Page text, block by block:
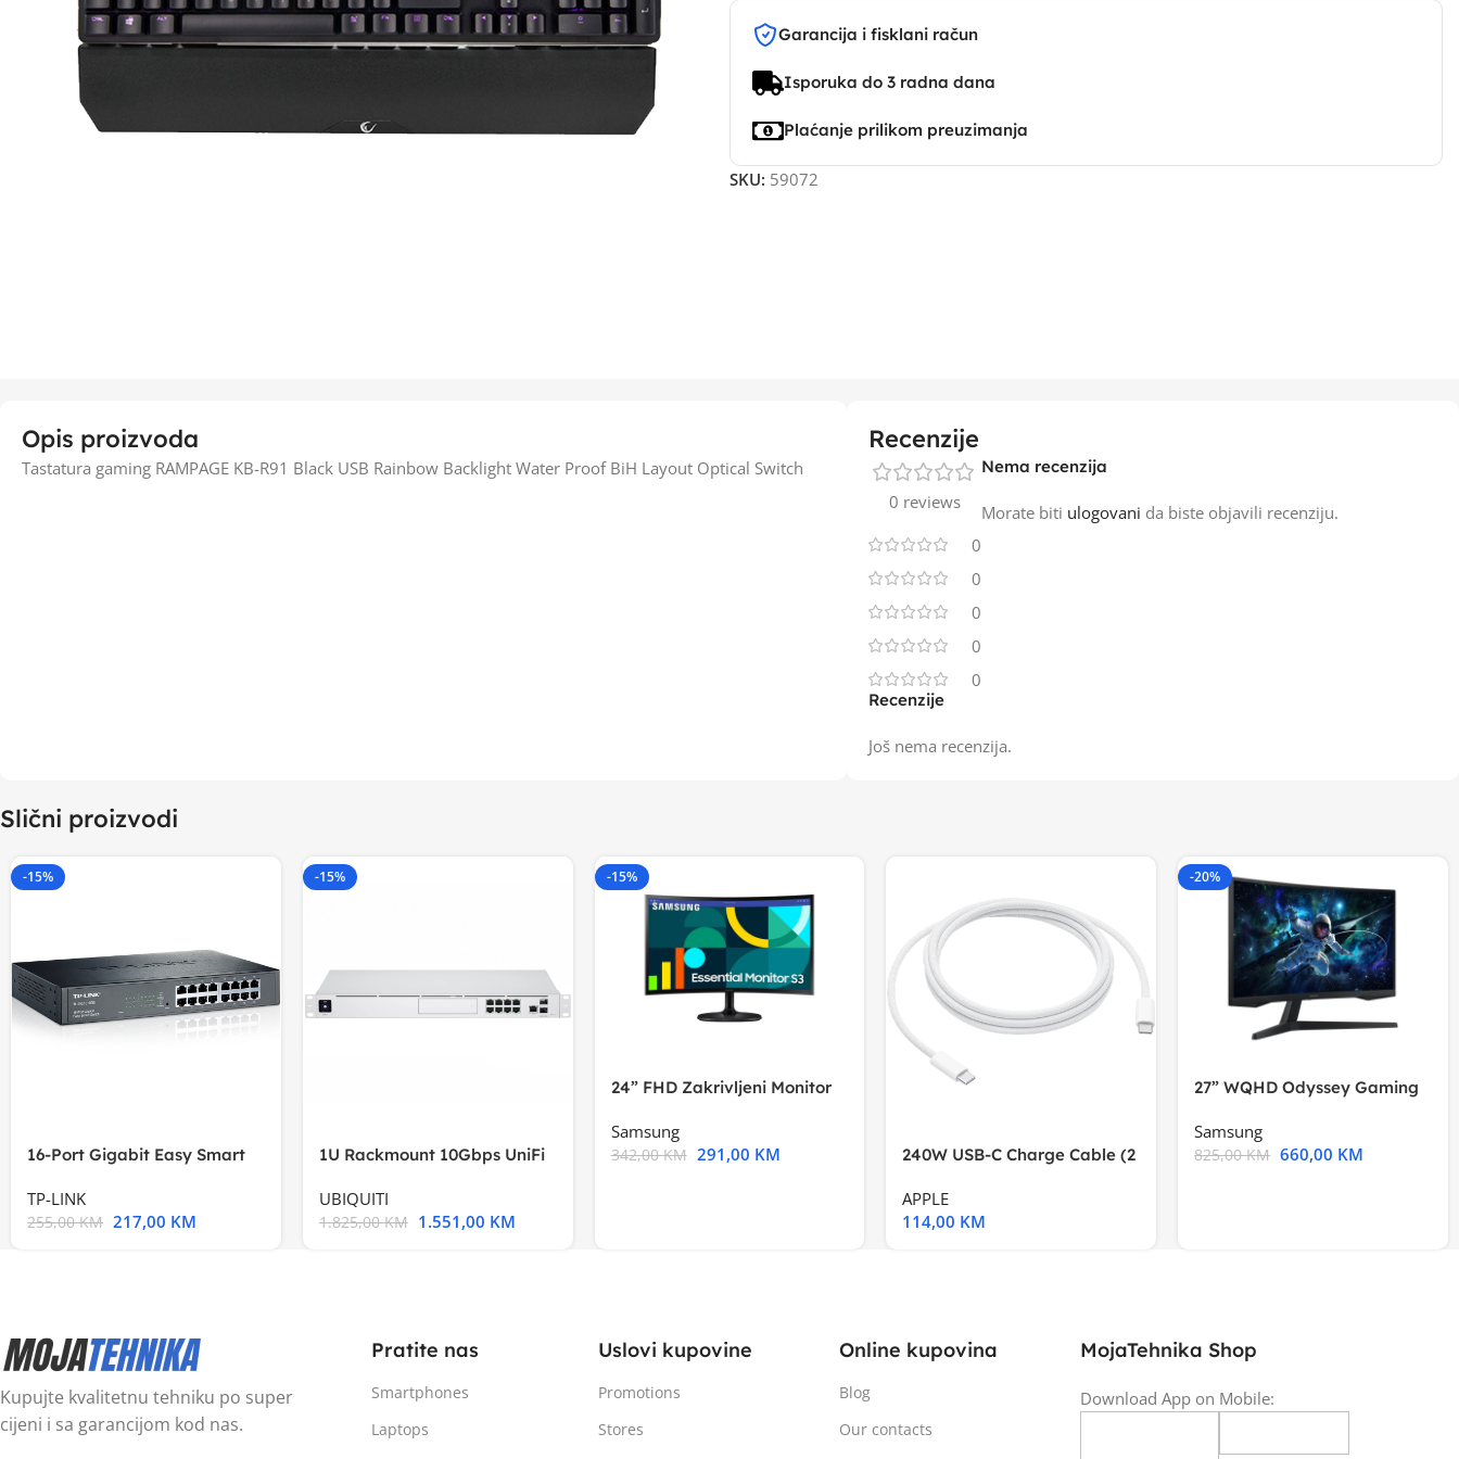
Garancija i fisklani račun
Isporuka do 3 radna dana
Plaćanje prilikom preuzimanja
SKU: 59072
Opis proizvoda
Tastatura gaming RAMPAGE KB-R91 Black USB Rainbow Backlight Water Proof BiH Layout Optical Switch
Recenzije
0 reviews
0
0
0
0
0
Recenzije
Još nema recenzija.
Nema recenzija
Morate biti ulogovani da biste objavili recenziju.
Slični proizvodi
-15%
16-Port Gigabit Easy Smart
TP-LINK
255,00KM 217,00 KM
-15%
1U Rackmount 10Gbps UniFi
UBIQUITI
1.825,00KM 1.551,00 KM
-15%
24” FHD Zakrivljeni Monitor
Samsung
342,00KM 291,00 KM
240W USB-C Charge Cable (2
APPLE
114,00 KM
-20%
27” WQHD Odyssey Gaming
Samsung
825,00KM 660,00 KM
Kupujte kvalitetnu tehniku po super
cijeni i sa garancijom kod nas.
Pratite nas
Smartphones
Laptops
Uslovi kupovine
Promotions
Stores
Online kupovina
Blog
Our contacts
MojaTehnika Shop
Download App on Mobile: